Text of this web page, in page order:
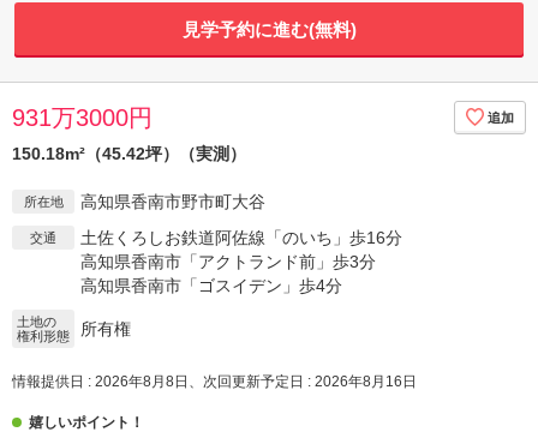
見学予約に進む(無料)
931万3000円
150.18m²（45.42坪）（実測）
所在地 高知県香南市野市町大谷
交通
土佐くろしお鉄道阿佐線「のいち」歩16分
高知県香南市「アクトランド前」歩3分
高知県香南市「ゴスイデン」歩4分
土地の
権利形態
所有権
情報提供日 : 2026年8月8日、次回更新予定日 : 2026年8月16日
嬉しいポイント！